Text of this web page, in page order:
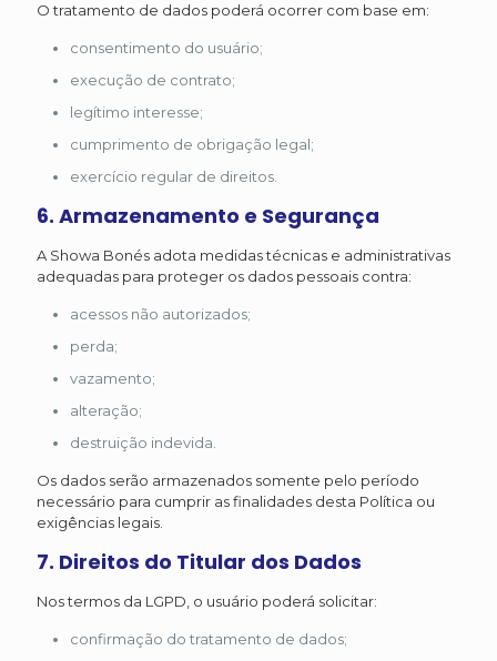
O tratamento de dados poderá ocorrer com base em:
consentimento do usuário;
execução de contrato;
legítimo interesse;
cumprimento de obrigação legal;
exercício regular de direitos.
6. Armazenamento e Segurança
A Showa Bonés adota medidas técnicas e administrativas
adequadas para proteger os dados pessoais contra:
acessos não autorizados;
perda;
vazamento;
alteração;
destruição indevida.
Os dados serão armazenados somente pelo período
necessário para cumprir as finalidades desta Política ou
exigências legais.
7. Direitos do Titular dos Dados
Nos termos da LGPD, o usuário poderá solicitar:
confirmação do tratamento de dados;